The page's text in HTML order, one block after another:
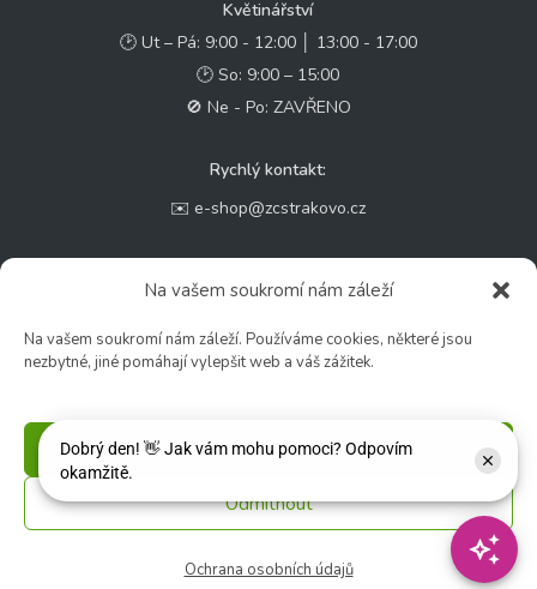
Na vašem soukromí nám záleží
Na vašem soukromí nám záleží. Používáme cookies, některé jsou
nezbytné, jiné pomáhají vylepšit web a váš zážitek.
Příjmout
Odmítnout
Ochrana osobních údajů
Květinářství
🕑 Ut – Pá: 9:00 - 12:00 │ 13:00 - 17:00
🕑 So: 9:00 – 15:00
🚫 Ne - Po: ZAVŘENO
Rychlý kontakt:
✉️ e-shop@zcstrakovo.cz
© 2026 Zahradní centrum "Strakovo" s.r.o. – Všechna práva vyhrazena. |
Vytvořilo
inetio s. r. o.